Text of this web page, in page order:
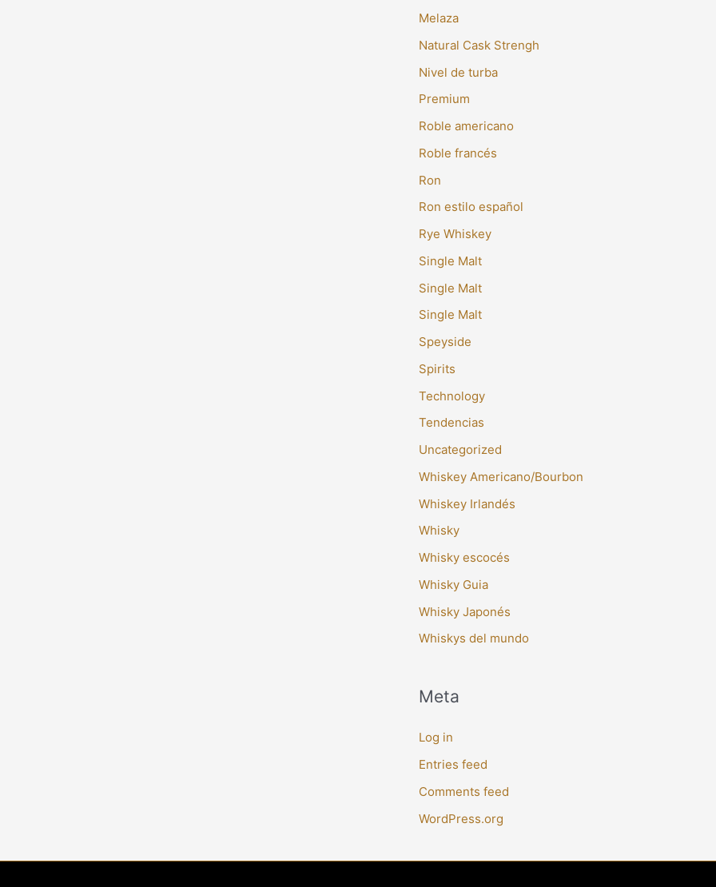
Melaza
Natural Cask Strengh
Nivel de turba
Premium
Roble americano
Roble francés
Ron
Ron estilo español
Rye Whiskey
Single Malt
Single Malt
Single Malt
Speyside
Spirits
Technology
Tendencias
Uncategorized
Whiskey Americano/Bourbon
Whiskey Irlandés
Whisky
Whisky escocés
Whisky Guia
Whisky Japonés
Whiskys del mundo
Meta
Log in
Entries feed
Comments feed
WordPress.org